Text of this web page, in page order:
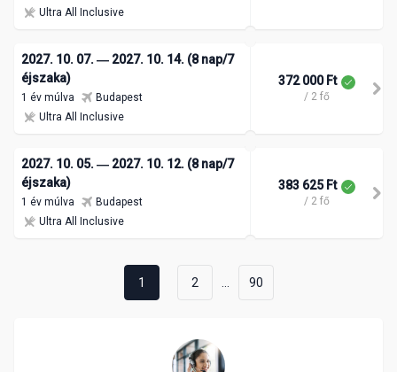
Ultra All Inclusive
2027. 10. 07. ― 2027. 10. 14. (8 nap/7
éjszaka)
1 év múlva
Budapest
Ultra All Inclusive
372 000 Ft
/ 2 fő
2027. 10. 05. ― 2027. 10. 12. (8 nap/7
éjszaka)
1 év múlva
Budapest
Ultra All Inclusive
383 625 Ft
/ 2 fő
1 2 90